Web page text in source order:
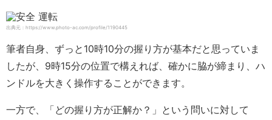
出典元：https://www.photo-ac.com/profile/1190445
筆者自身、ずっと10時10分の握り方が基本だと思っていま
したが、9時15分の位置で構えれば、確かに脇が締まり、ハ
ンドルを大きく操作することができます。
一方で、「どの握り方が正解か？」という問いに対して